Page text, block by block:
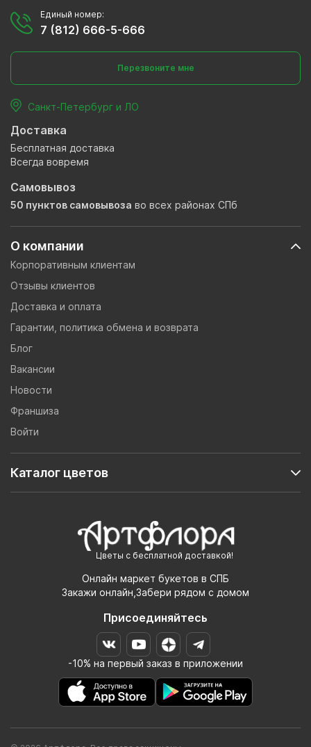
Цветы с бесплатной доставкой!
Онлайн маркет букетов в СПБ
Закажи онлайн,Забери рядом с домом
Присоединяйтесь
-10% на первый заказ в приложении
О компании
Корпоративным клиентам
Отзывы клиентов
Доставка и оплата
Гарантии, политика обмена и возврата
Блог
Вакансии
Новости
Франшиза
Войти
Каталог цветов
Единый номер:
7 (812) 666-5-666
Перезвоните мне
Санкт-Петербург и ЛО
Доставка
Бесплатная доставка
Всегда вовремя
Самовывоз
50 пунктов самовывоза во всех районах СПб